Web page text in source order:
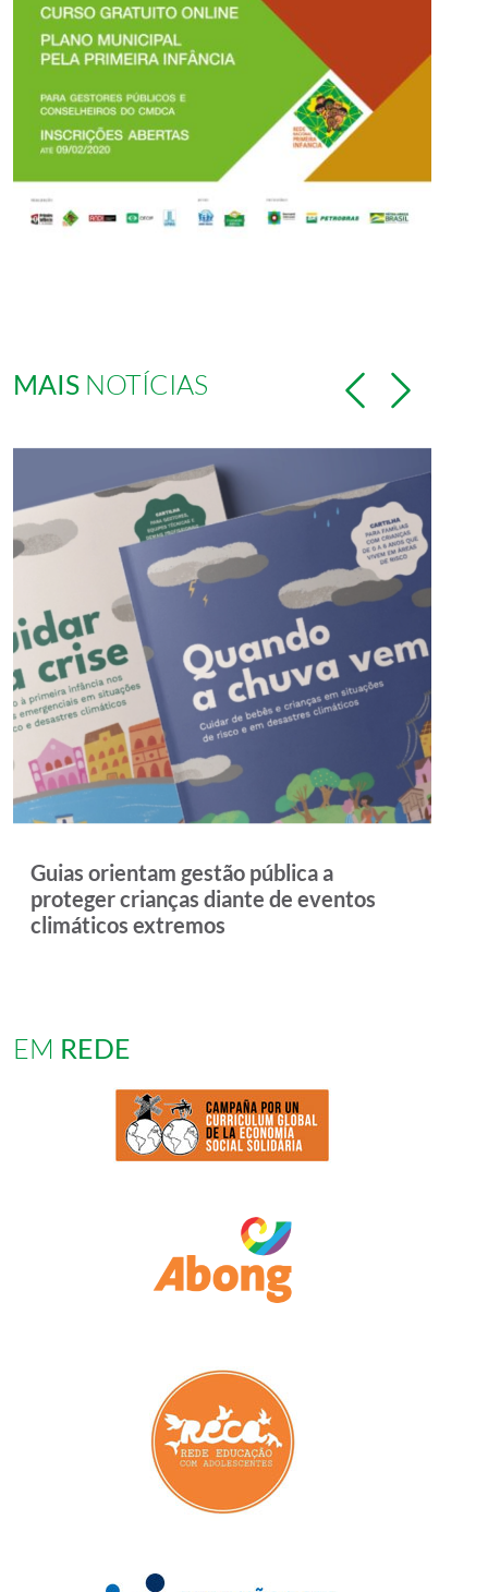
MAIS NOTÍCIAS
Guias orientam gestão pública a
proteger crianças diante de eventos
climáticos extremos
PreviousNext
EM REDE